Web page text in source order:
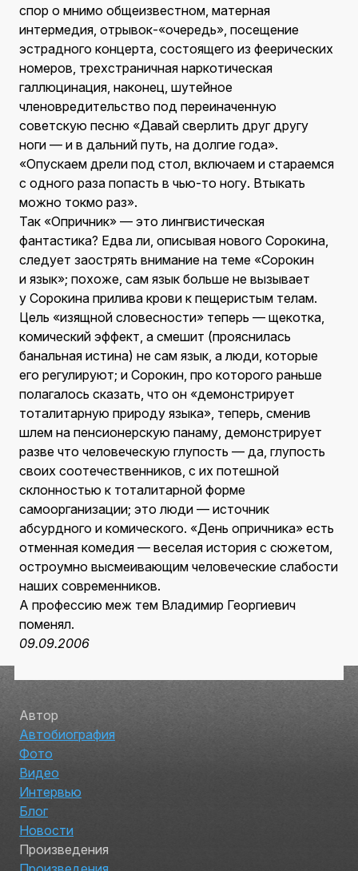
спор о мнимо общеизвестном, матерная
интермедия, отрывок-«очередь», посещение
эстрадного концерта, состоящего из феерических
номеров, трехстраничная наркотическая
галлюцинация, наконец, шутейное
членовредительство под переиначенную
советскую песню «Давай сверлить друг другу
ноги — и в дальний путь, на долгие года».
«Опускаем дрели под стол, включаем и стараемся
с одного раза попасть в чью-то ногу. Втыкать
можно токмо раз».
Так «Опричник» — это лингвистическая
фантастика? Едва ли, описывая нового Сорокина,
следует заострять внимание на теме «Сорокин
и язык»; похоже, сам язык больше не вызывает
у Сорокина прилива крови к пещеристым телам.
Цель «изящной словесности» теперь — щекотка,
комический эффект, а смешит (прояснилась
банальная истина) не сам язык, а люди, которые
его регулируют; и Сорокин, про которого раньше
полагалось сказать, что он «демонстрирует
тоталитарную природу языка», теперь, сменив
шлем на пенсионерскую панаму, демонстрирует
разве что человеческую глупость — да, глупость
своих соотечественников, с их потешной
склонностью к тоталитарной форме
самоорганизации; это люди — источник
абсурдного и комического. «День опричника» есть
отменная комедия — веселая история с сюжетом,
остроумно высмеивающим человеческие слабости
наших современников.
А профессию меж тем Владимир Георгиевич
поменял.
09.09.2006
Автор
Автобиография
Фото
Видео
Интервью
Блог
Новости
Произведения